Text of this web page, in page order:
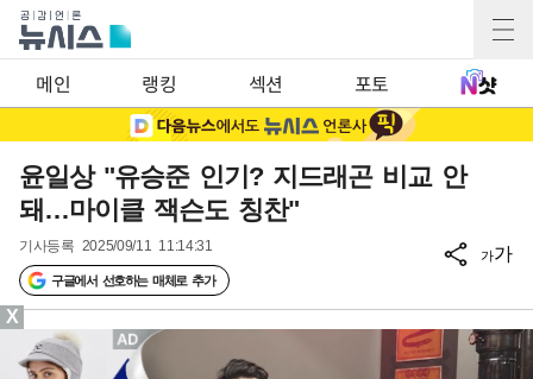
메인 랭킹 섹션 포토
윤일상 "유승준 인기? 지드래곤 비교 안
돼…마이클 잭슨도 칭찬"
기사등록 2025/09/11 11:14:31
구글에서 선호하는 매체로 추가
가가
X